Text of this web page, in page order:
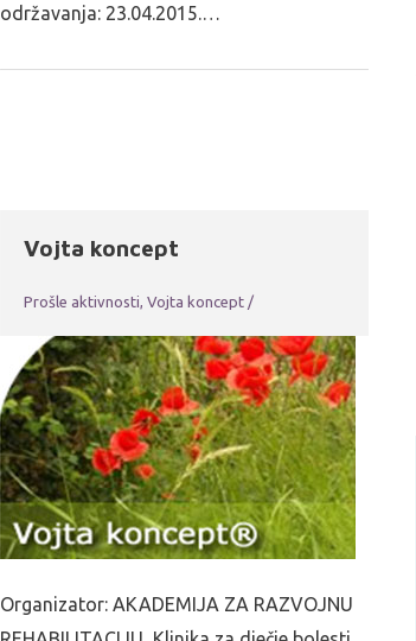
održavanja: 23.04.2015.…
Vojta koncept
Prošle aktivnosti,Vojta koncept /
Organizator: AKADEMIJA ZA RAZVOJNU